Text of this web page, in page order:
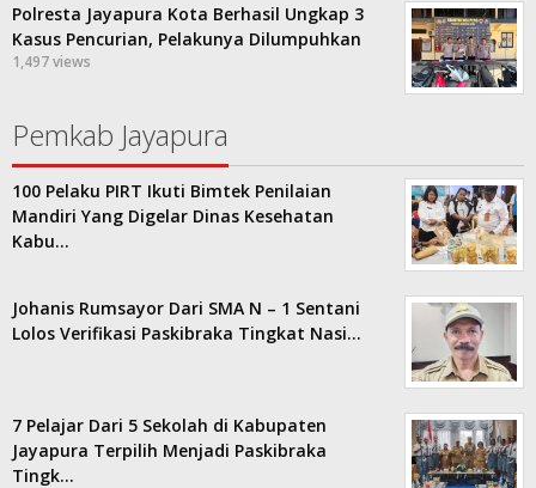
Polresta Jayapura Kota Berhasil Ungkap 3
Kasus Pencurian, Pelakunya Dilumpuhkan
1,497 views
Pemkab Jayapura
100 Pelaku PIRT Ikuti Bimtek Penilaian
Mandiri Yang Digelar Dinas Kesehatan
Kabu…
Johanis Rumsayor Dari SMA N – 1 Sentani
Lolos Verifikasi Paskibraka Tingkat Nasi…
7 Pelajar Dari 5 Sekolah di Kabupaten
Jayapura Terpilih Menjadi Paskibraka
Tingk…